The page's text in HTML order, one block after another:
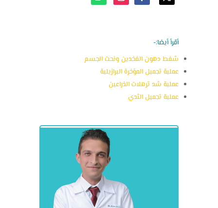
أقرأ أيضا:-
شفط دهون الفخدين ونحت الجسم
عملية تجميل المؤخرة البرازيلية
عملية شد ترهلات الذراعين
عملية تجميل الثدي